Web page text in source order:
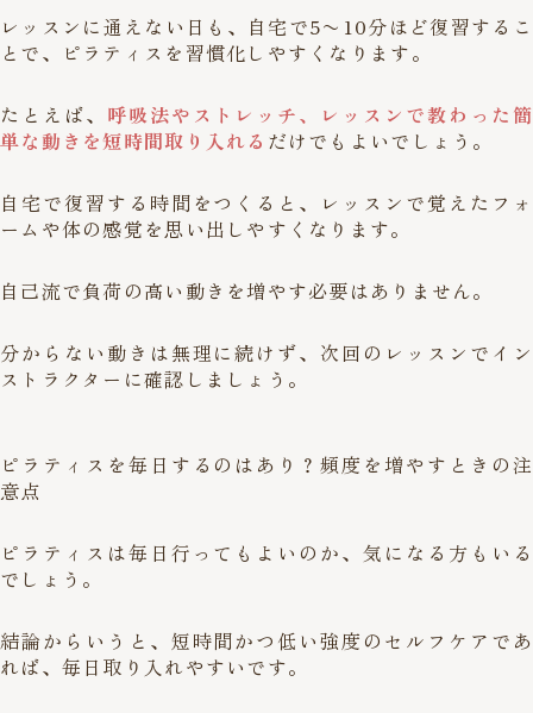
レッスンに通えない日も、自宅で5〜10分ほど復習するこ
とで、ピラティスを習慣化しやすくなります。
たとえば、 呼吸法やストレッチ、レッスンで教わった簡
単な動きを短時間取り入れる だけでもよいでしょう。
自宅で復習する時間をつくると、レッスンで覚えたフォ
ームや体の感覚を思い出しやすくなります。
自己流で負荷の高い動きを増やす必要はありません。
分からない動きは無理に続けず、次回のレッスンでイン
ストラクターに確認しましょう。
ピラティスを毎日するのはあり？頻度を増やすときの注
意点
ピラティスは毎日行ってもよいのか、気になる方もいる
でしょう。
結論からいうと、短時間かつ低い強度のセルフケアであ
れば、毎日取り入れやすいです。